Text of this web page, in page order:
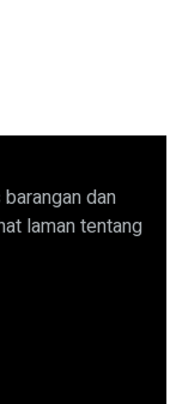
dan
laman tentang